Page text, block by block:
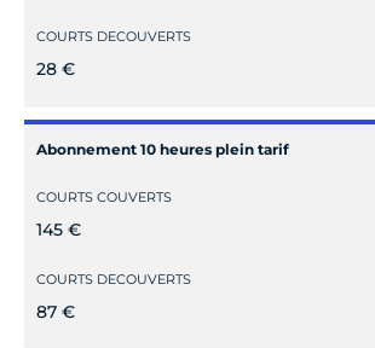
COURTS DECOUVERTS
28 €
Abonnement 10 heures plein tarif
COURTS COUVERTS
145 €
COURTS DECOUVERTS
87 €